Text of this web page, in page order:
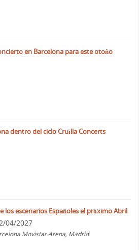
en Barcelona para este otoño
dentro del ciclo Cruïlla Concerts
los escenarios Españoles el próximo Abril
04/2027
Movistar Arena, Madrid